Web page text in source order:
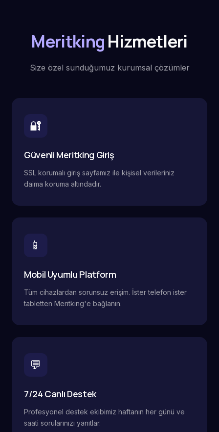
MeritkingHizmetleri
Size özel sunduğumuz kurumsal çözümler
🔐
Güvenli Meritking Giriş
SSL korumalı giriş sayfamız ile kişisel verileriniz
daima koruma altındadır.
📱
Mobil Uyumlu Platform
Tüm cihazlardan sorunsuz erişim. İster telefon ister
tabletten Meritking'e bağlanın.
💬
7/24 Canlı Destek
Profesyonel destek ekibimiz haftanın her günü ve
saati sorularınızı yanıtlar.